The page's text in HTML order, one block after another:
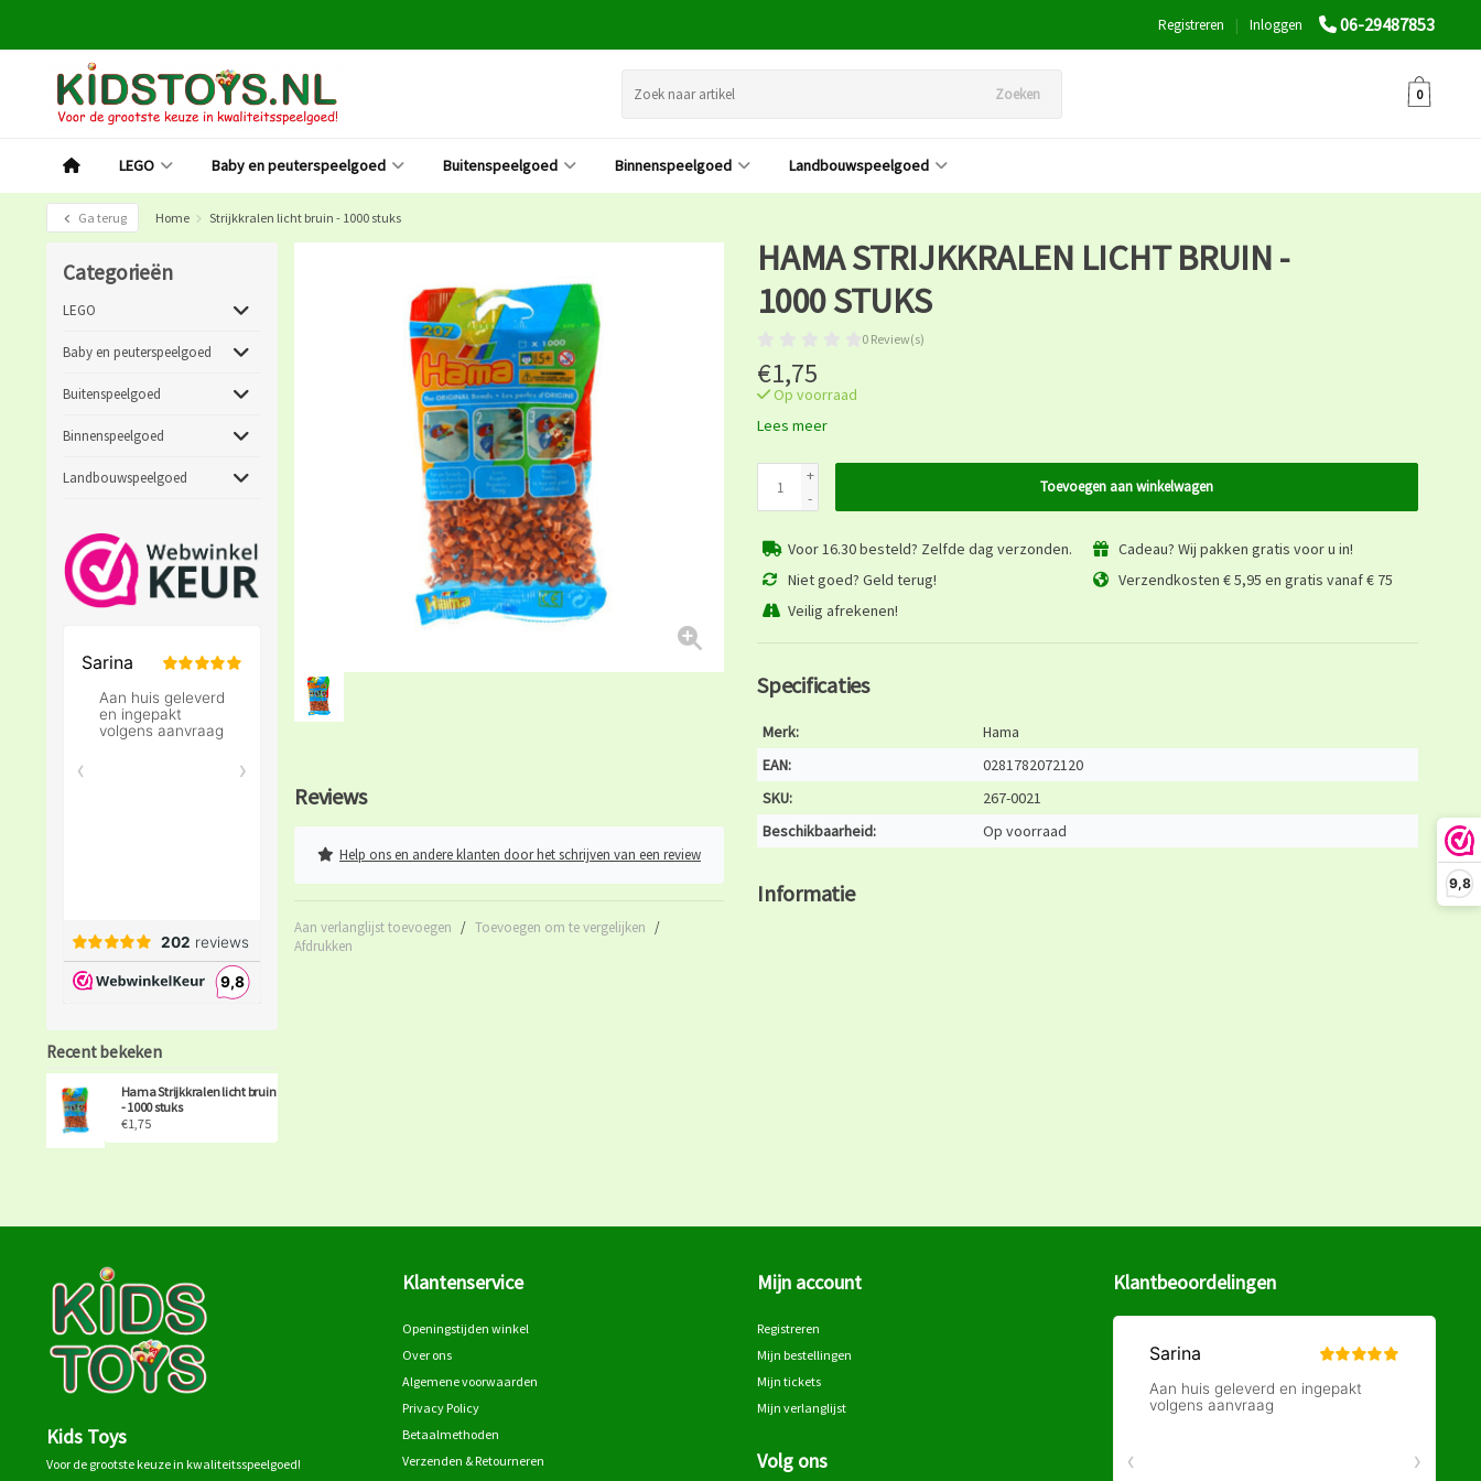
9,8
06-29487853
Inloggen
|
Registreren
Zoeken 0
LEGO Baby en peuterspeelgoed Buitenspeelgoed Binnenspeelgoed Landbouwspeelgoed
Ga terug Home Strijkkralen licht bruin - 1000 stuks
Categorieën
LEGO
Baby en peuterspeelgoed
Buitenspeelgoed
Binnenspeelgoed
Landbouwspeelgoed
Recent bekeken
Hama Strijkkralen licht bruin
- 1000 stuks
€1,75
Reviews
Help ons en andere klanten door het schrijven van een review
Aan verlanglijst toevoegen / Toevoegen om te vergelijken /
Afdrukken
HAMA STRIJKKRALEN LICHT BRUIN -
1000 STUKS
0 Review(s)
€1,75
Op voorraad
Lees meer
+
-
Toevoegen aan winkelwagen
Voor 16.30 besteld? Zelfde dag verzonden.
Cadeau? Wij pakken gratis voor u in!
Niet goed? Geld terug!
Verzendkosten € 5,95 en gratis vanaf € 75
Veilig afrekenen!
Specificaties
Merk:
Hama
EAN:
0281782072120
SKU:
267-0021
Beschikbaarheid:
Op voorraad
Informatie
Kids Toys
Voor de grootste keuze in kwaliteitsspeelgoed!
Klantenservice
Openingstijden winkel
Over ons
Algemene voorwaarden
Privacy Policy
Betaalmethoden
Verzenden & Retourneren
Mijn account
Registreren
Mijn bestellingen
Mijn tickets
Mijn verlanglijst
Volg ons
Klantbeoordelingen